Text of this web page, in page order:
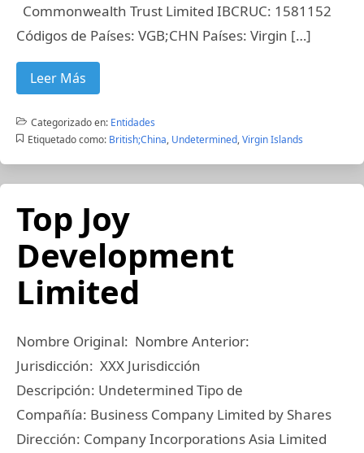
Commonwealth Trust Limited IBCRUC: 1581152
Códigos de Países: VGB;CHN Países: Virgin […]
Leer Más
Categorizado en: Entidades
Etiquetado como: British;China, Undetermined,Virgin Islands
Top Joy
Development
Limited
Nombre Original: Nombre Anterior:
Jurisdicción: XXX Jurisdicción
Descripción: Undetermined Tipo de
Compañía: Business Company Limited by Shares
Dirección: Company Incorporations Asia Limited